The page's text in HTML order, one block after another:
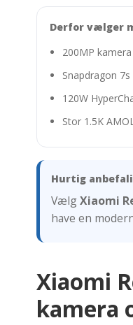
Derfor vælger
200MP
Snapdragon 7s
120W
Stor 1.5K
Hurtig
VælgXiaomi
have en
Xiaomi
kamera